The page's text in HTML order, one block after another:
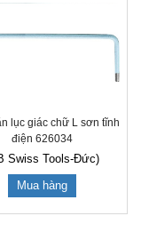
lục giác chữ L sơn tĩnh
điện 626034
Swiss Tools-Đức)
Mua hàng